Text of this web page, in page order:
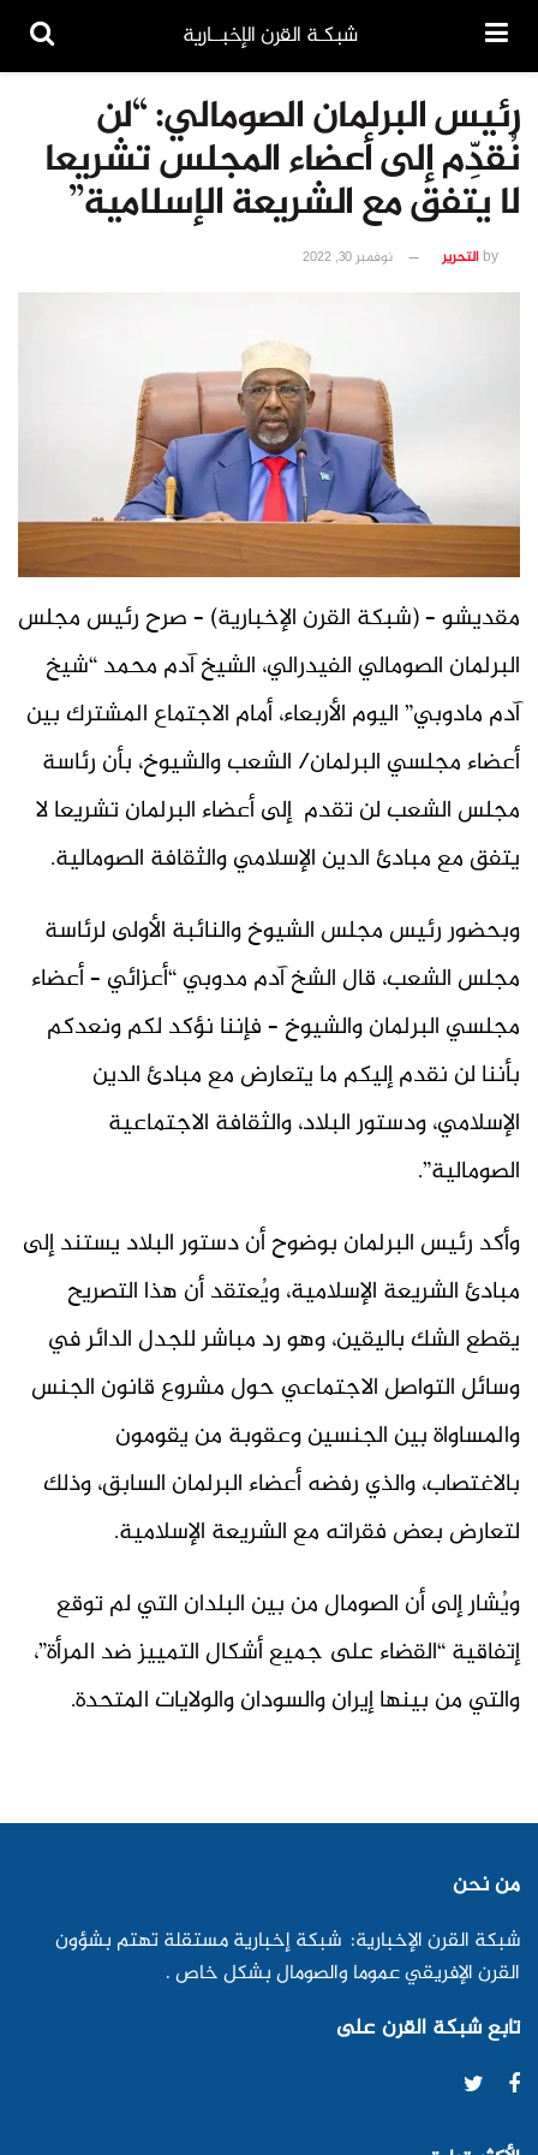
شبكـة القرن الإخبــارية
رئيس البرلمان الصومالي: “لن
نُقدِّم إلى أعضاء المجلس تشريعا
لا يتفق مع الشريعة الإسلامية”
byالتحرير نوفمبر 30, 2022
مقديشو – (شبكة القرن الإخبارية) – صرح رئيس مجلس
البرلمان الصومالي الفيدرالي، الشيخ آدم محمد “شيخ
آدم مادوبي” اليوم الأربعاء، أمام الاجتماع المشترك بين
أعضاء مجلسي البرلمان/ الشعب والشيوخ، بأن رئاسة
مجلس الشعب لن تقدم إلى أعضاء البرلمان تشريعا لا
يتفق مع مبادئ الدين الإسلامي والثقافة الصومالية.
وبحضور رئيس مجلس الشيوخ والنائبة الأولى لرئاسة
مجلس الشعب، قال الشخ آدم مدوبي “أعزائي – أعضاء
مجلسي البرلمان والشيوخ – فإننا نؤكد لكم ونعدكم
بأننا لن نقدم إليكم ما يتعارض مع مبادئ الدين
الإسلامي، ودستور البلاد، والثقافة الاجتماعية
الصومالية”.
وأكد رئيس البرلمان بوضوح أن دستور البلاد يستند إلى
مبادئ الشريعة الإسلامية، ويُعتقد أن هذا التصريح
يقطع الشك باليقين، وهو رد مباشر للجدل الدائر في
وسائل التواصل الاجتماعي حول مشروع قانون الجنس
والمساواة بين الجنسين وعقوبة من يقومون
بالاغتصاب، والذي رفضه أعضاء البرلمان السابق، وذلك
لتعارض بعض فقراته مع الشريعة الإسلامية.
ويُشار إلى أن الصومال من بين البلدان التي لم توقع
إتفاقية “القضاء على جميع أشكال التمييز ضد المرأة”،
والتي من بينها إيران والسودان والولايات المتحدة.
من نحن
شبكة القرن الإخبارية: شبكة إخبارية مستقلة تهتم بشؤون
القرن الإفريقي عموما والصومال بشكل خاص .
تابع شبكة القرن على